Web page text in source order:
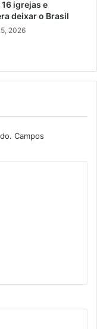
igrejas e
deixar o Brasil
2026
Campos